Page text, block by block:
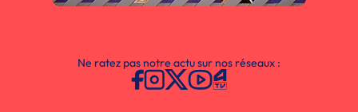
Ne ratez pas notre actu sur nos réseaux :